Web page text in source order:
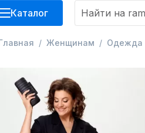
Каталог
Женщинам Одежда